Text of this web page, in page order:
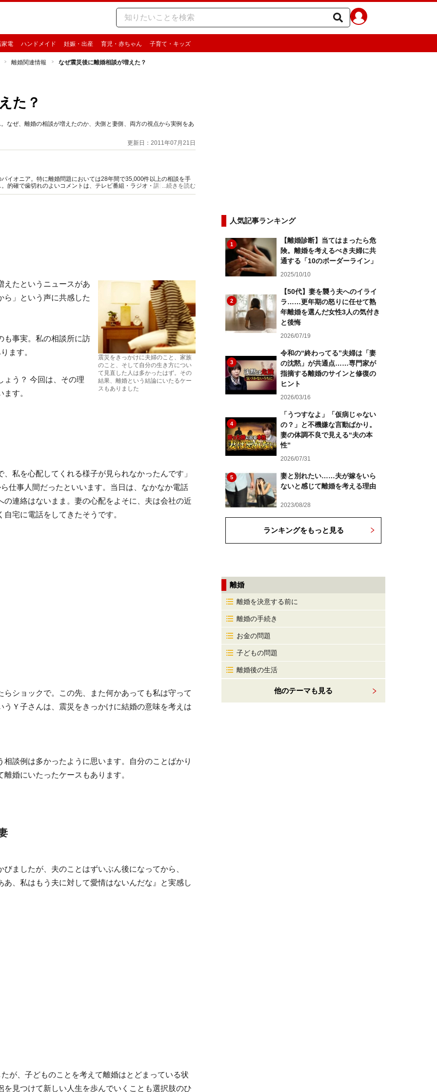
家電 ハンドメイド 妊娠・出産 育児・赤ちゃん 子育て・キッズ
離婚関連情報 なぜ震災後に離婚相談が増えた？
た？
なぜ、離婚の相談が増えたのか、夫側と妻側、両方の視点から実例をあ
更新日：2011年07月21日
イオニア。特に離婚問題においては28年間で35,000件以上の相談を手
的確で歯切れのよいコメントは、テレビ番組・ラジオ・講演などでも、
養成講座を開講中。
...続きを読む
震災をきっかけに夫婦のこと、家族
のこと、そして自分の生き方につい
て見直した人は多かったはず。その
結果、離婚という結論にいたるケー
スもありました
えたというニュースがあ
ら」という声に共感した
も事実。私の相談所に訪
ます。
ょう？ 今回は、その理
す。
私を心配してくれる様子が見られなかったんです」
仕事人間だったといいます。当日は、なかなか電話
連絡はないまま。妻の心配をよそに、夫は会社の近
宅に電話をしてきたそうです。
ショックで。この先、また何かあっても私は守って
Ｙ子さんは、震災をきっかけに結婚の意味を考えは
談例は多かったように思います。自分のことばかり
婚にいたったケースもあります。
ましたが、夫のことはずいぶん後になってから、
、私はもう夫に対して愛情はないんだな』と実感し
が、子どものことを考えて離婚はとどまっている状
見つけて新しい人生を歩んでいくことも選択肢のひ
人気記事ランキング
1
【離婚診断】当てはまったら危
険。離婚を考えるべき夫婦に共
通する「10のボーダーライン」
2025/10/10
2
【50代】妻を襲う夫へのイライ
ラ……更年期の怒りに任せて熟
年離婚を選んだ女性3人の気付き
と後悔
2026/07/19
3
令和の“終わってる”夫婦は「妻
の沈黙」が共通点……専門家が
指摘する離婚のサインと修復の
ヒント
2026/03/16
4
「うつすなよ」「仮病じゃない
の？」と不機嫌な言動ばかり。
妻の体調不良で見える“夫の本
性”
2026/07/31
5
妻と別れたい……夫が嫁をいら
ないと感じて離婚を考える理由
2023/08/28
ランキングをもっと見る
離婚
離婚を決意する前に
離婚の手続き
お金の問題
子どもの問題
離婚後の生活
他のテーマも見る